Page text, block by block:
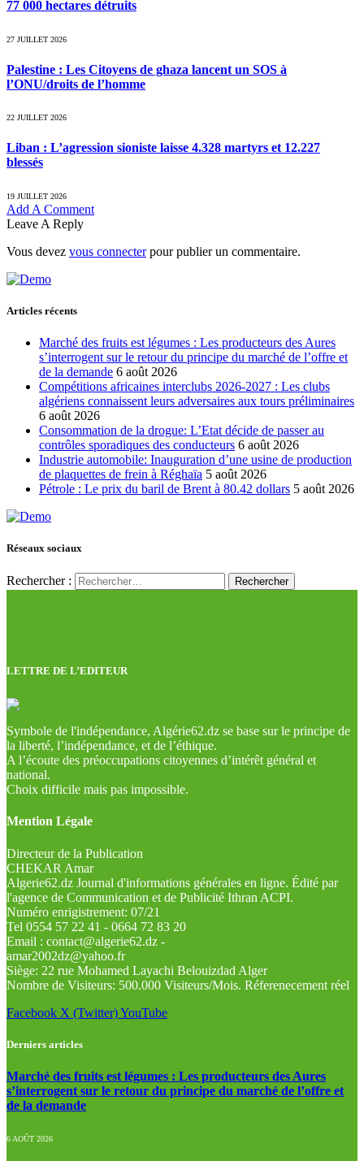
77 000 hectares détruits
27 JUILLET 2026
Palestine : Les Citoyens de ghaza lancent un SOS à
l’ONU/droits de l’homme
22 JUILLET 2026
Liban : L’agression sioniste laisse 4.328 martyrs et 12.227
blessés
19 JUILLET 2026
Add A Comment
Leave A Reply
Vous devez vous connecterpour publier un commentaire.
Articles récents
Marché des fruits est légumes : Les producteurs des Aures
s’interrogent sur le retour du principe du marché de l’offre et
de la demande 6 août 2026
Compétitions africaines interclubs 2026-2027 : Les clubs
algériens connaissent leurs adversaires aux tours préliminaires
6 août 2026
Consommation de la drogue: L’Etat décide de passer au
contrôles sporadiques des conducteurs 6 août 2026
Industrie automobile: Inauguration d’une usine de production
de plaquettes de frein à Réghaïa 5 août 2026
Pétrole : Le prix du baril de Brent à 80.42 dollars 5 août 2026
Réseaux sociaux
Rechercher :
LETTRE DE L’EDITEUR
Symbole de l'indépendance, Algérie62.dz se base sur le principe de
la liberté, l’indépendance, et de l’éthique.
A l’écoute des préoccupations citoyennes d’intérêt général et
national.
Choix difficile mais pas impossible.
Mention Légale
Directeur de la Publication
CHEKAR Amar
Algerie62.dz Journal d'informations générales en ligne. Édité par
l'agence de Communication et de Publicité Ithran ACPI.
Numéro enrigistrement: 07/21
Tel 0554 57 22 41 - 0664 72 83 20
Email : contact@algerie62.dz -
amar2002dz@yahoo.fr
Siège: 22 rue Mohamed Layachi Belouizdad Alger
Nombre de Visiteurs: 500.000 Visiteurs/Mois. Réferenecement réel
Facebook X (Twitter)YouTube
Derniers articles
Marché des fruits est légumes : Les producteurs des Aures
s’interrogent sur le retour du principe du marché de l’offre et
de la demande
6 AOÛT 2026